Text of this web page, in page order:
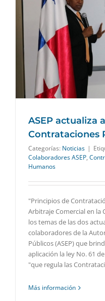
ASEP actualiza
Contrataciones
Categorías: Noticias |
Colaboradores ASEP,
Humanos
"Principios de
Arbitraje Comercial en la
los temas de las dos
colaboradores de la
Públicos (ASEP) que
aplicación la ley No. 61
"que regula las
Más información